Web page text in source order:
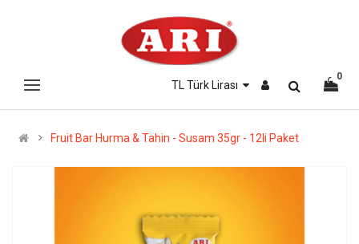
0
Fruit Bar Hurma & Tahin - Susam 35gr - 12li Paket